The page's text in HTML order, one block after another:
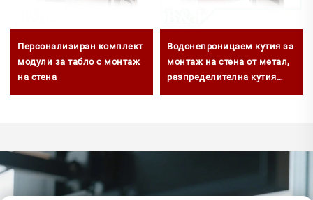
Персонализиран комплект
модули за табло с монтаж
на стена
Водонепроницаем кутия за
монтаж на стена от метал,
разпределителна кутия